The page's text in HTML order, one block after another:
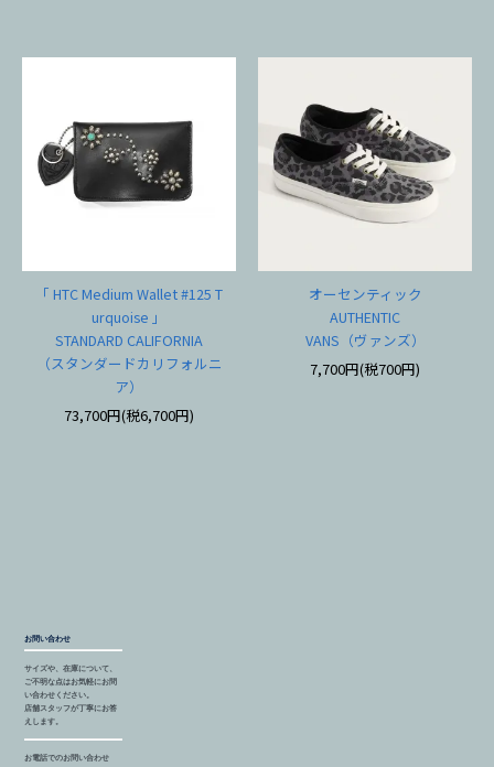
「 HTC Medium Wallet #125 T
urquoise 」
STANDARD CALIFORNIA
（スタンダードカリフォルニ
ア）
73,700円(税6,700円)
オーセンティック
AUTHENTIC
VANS（ヴァンズ）
7,700円(税700円)
お問い合わせ
サイズや、在庫について、
ご不明な点はお気軽にお問
い合わせください。
店舗スタッフが丁寧にお答
えします。
お電話でのお問い合わせ